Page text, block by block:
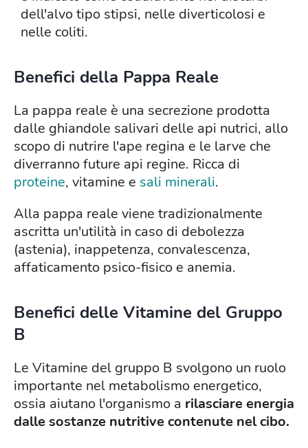
dell'alvo tipo stipsi, nelle diverticolosi e
nelle coliti.
Benefici della Pappa Reale
La pappa reale è una secrezione prodotta
dalle ghiandole salivari delle api nutrici, allo
scopo di nutrire l'ape regina e le larve che
diverranno future api regine. Ricca di
proteine, vitamine e sali minerali.
Alla pappa reale viene tradizionalmente
ascritta un'utilità in caso di debolezza
(astenia), inappetenza, convalescenza,
affaticamento psico-fisico e anemia.
Benefici delle Vitamine del Gruppo
B
Le Vitamine del gruppo B svolgono un ruolo
importante nel metabolismo energetico,
ossia aiutano l'organismo a rilasciare energia
dalle sostanze nutritive contenute nel cibo.